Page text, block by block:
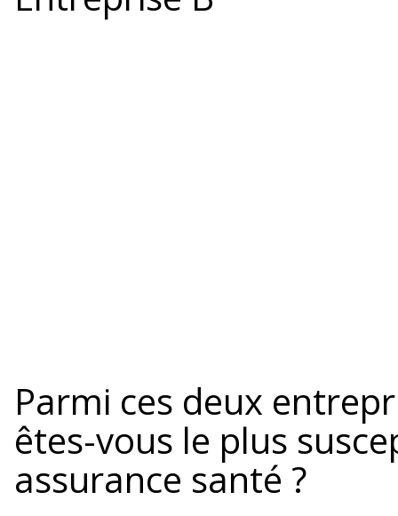
Parmi ces deux
êtes-vous le plus
assurance santé ?